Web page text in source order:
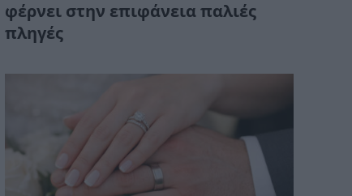
φέρνει στην επιφάνεια παλιές
πληγές